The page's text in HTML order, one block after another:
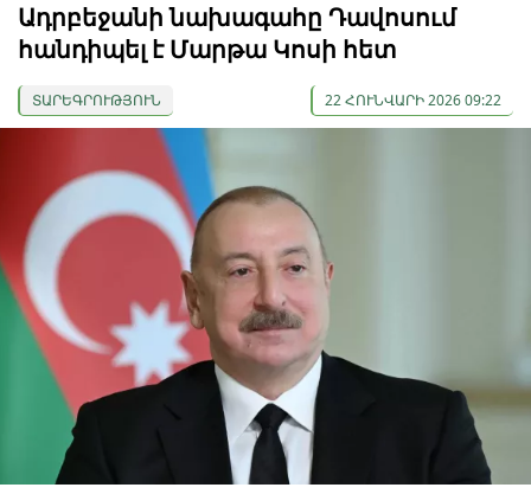
Ադրբեջանի նախագահը Դավոսում
հանդիպել է Մարթա Կոսի հետ
ՏԱՐԵԳՐՈՒԹՅՈՒՆ 22 ՀՈՒՆՎԱՐԻ 2026 09:22